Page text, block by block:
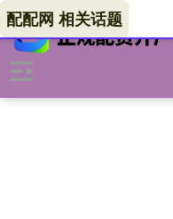
配配网 相关话题